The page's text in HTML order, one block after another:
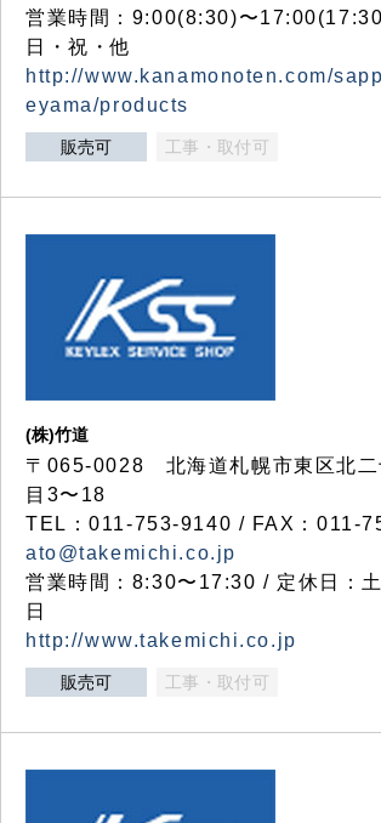
営業時間：9:00(8:30)〜
日・祝・他
http://www.kanamonoten.com/
eyama/products
販売可 工事・取付可
(株)竹道
〒065-0028 北海道札幌市東区北二
目3〜18
TEL：011-753-9140 / FAX：011-
ato@takemichi.co.jp
営業時間：8:30〜17:30 / 定休日：
日
http://www.takemichi.co.jp
販売可 工事・取付可